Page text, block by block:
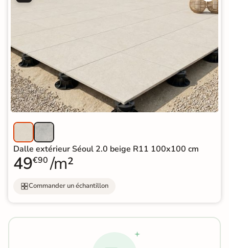
Dalle extérieur Séoul 2.0 beige R11 100x100 cm
49€90 /m²
Commander un échantillon